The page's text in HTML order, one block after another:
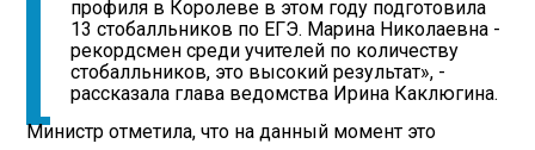
профиля в Королеве в этом году подготовила
13 стобалльников по ЕГЭ. Марина Николаевна -
рекордсмен среди учителей по количеству
стобалльников, это высокий результат», -
рассказала глава ведомства Ирина Каклюгина.
Министр отметила, что на данный момент это